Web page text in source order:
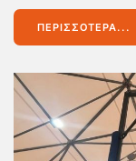
ΠΕΡΙΣΣΌΤΕΡΑ...